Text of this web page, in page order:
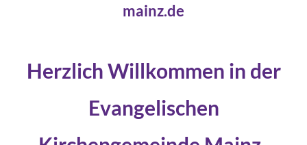
mainz.de
Herzlich Willkommen in der
Evangelischen